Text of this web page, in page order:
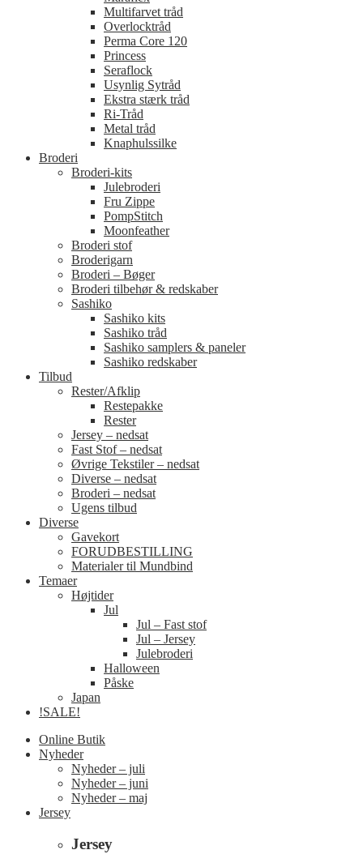
Multifarvet tråd
Overlocktråd
Perma Core 120
Princess
Seraflock
Usynlig Sytråd
Ekstra stærk tråd
Ri-Tråd
Metal tråd
Knaphulssilke
Broderi
Broderi-kits
Julebroderi
Fru Zippe
PompStitch
Moonfeather
Broderi stof
Broderigarn
Broderi – Bøger
Broderi tilbehør & redskaber
Sashiko
Sashiko kits
Sashiko tråd
Sashiko samplers & paneler
Sashiko redskaber
Tilbud
Rester/Afklip
Restepakke
Rester
Jersey – nedsat
Fast Stof – nedsat
Øvrige Tekstiler – nedsat
Diverse – nedsat
Broderi – nedsat
Ugens tilbud
Diverse
Gavekort
FORUDBESTILLING
Materialer til Mundbind
Temaer
Højtider
Jul
Jul – Fast stof
Jul – Jersey
Julebroderi
Halloween
Påske
Japan
!SALE!
Online Butik
Nyheder
Nyheder – juli
Nyheder – juni
Nyheder – maj
Jersey
Jersey